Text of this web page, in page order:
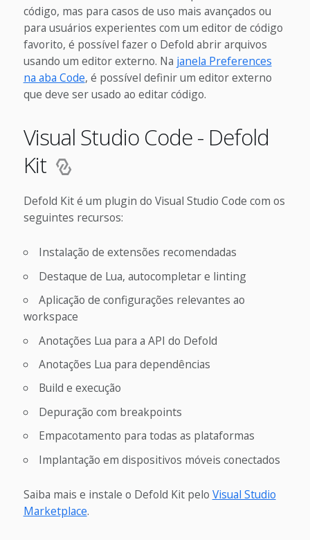
código, mas para casos de uso mais avançados ou
para usuários experientes com um editor de código
favorito, é possível fazer o Defold abrir arquivos
usando um editor externo. Na janela Preferences
na aba Code, é possível definir um editor externo
que deve ser usado ao editar código.
Visual Studio Code - Defold
Kit
Defold Kit é um plugin do Visual Studio Code com os
seguintes recursos:
Instalação de extensões recomendadas
Destaque de Lua, autocompletar e linting
Aplicação de configurações relevantes ao
workspace
Anotações Lua para a API do Defold
Anotações Lua para dependências
Build e execução
Depuração com breakpoints
Empacotamento para todas as plataformas
Implantação em dispositivos móveis conectados
Saiba mais e instale o Defold Kit pelo Visual Studio
Marketplace.